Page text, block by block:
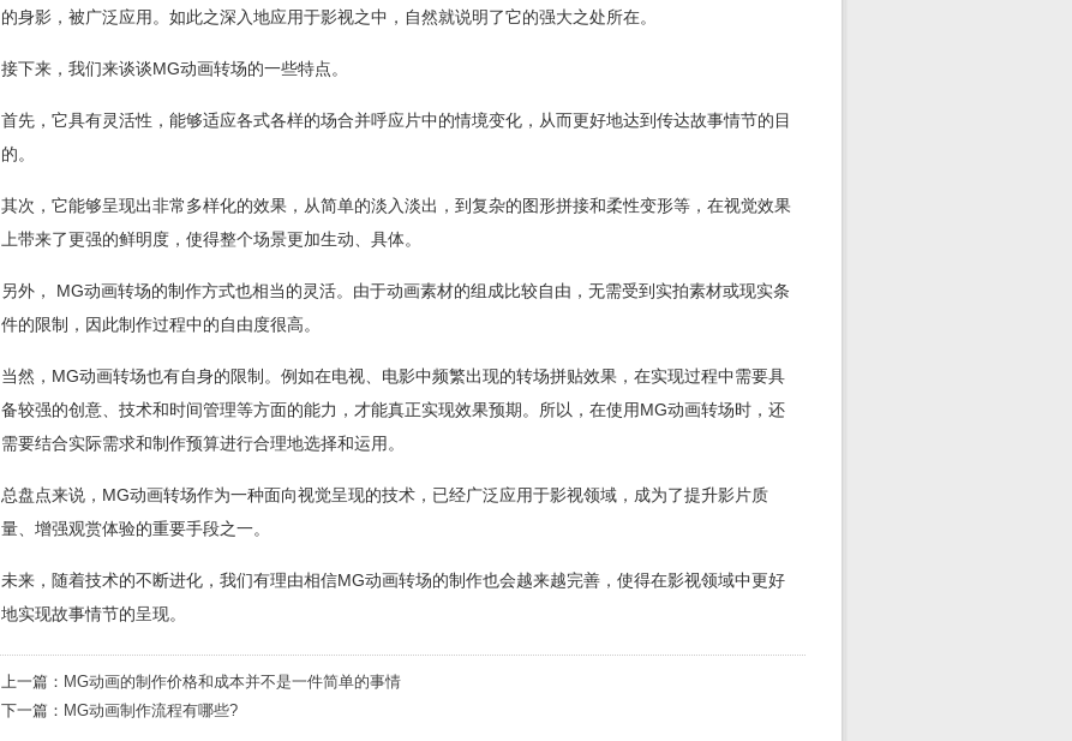
的身影，被广泛应用。如此之深入地应用于影视之中，自然就说明了它的强大之处所在。
接下来，我们来谈谈MG动画转场的一些特点。
首先，它具有灵活性，能够适应各式各样的场合并呼应片中的情境变化，从而更好地达到传达故事情节的目
的。
其次，它能够呈现出非常多样化的效果，从简单的淡入淡出，到复杂的图形拼接和柔性变形等，在视觉效果
上带来了更强的鲜明度，使得整个场景更加生动、具体。
另外， MG动画转场的制作方式也相当的灵活。由于动画素材的组成比较自由，无需受到实拍素材或现实条
件的限制，因此制作过程中的自由度很高。
当然，MG动画转场也有自身的限制。例如在电视、电影中频繁出现的转场拼贴效果，在实现过程中需要具
备较强的创意、技术和时间管理等方面的能力，才能真正实现效果预期。所以，在使用MG动画转场时，还
需要结合实际需求和制作预算进行合理地选择和运用。
总盘点来说，MG动画转场作为一种面向视觉呈现的技术，已经广泛应用于影视领域，成为了提升影片质
量、增强观赏体验的重要手段之一。
未来，随着技术的不断进化，我们有理由相信MG动画转场的制作也会越来越完善，使得在影视领域中更好
地实现故事情节的呈现。
上一篇： MG动画的制作价格和成本并不是一件简单的事情
下一篇： MG动画制作流程有哪些?